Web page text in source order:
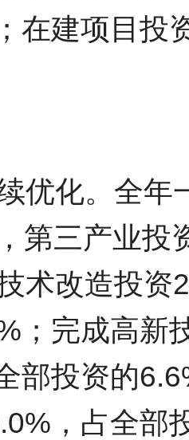
在建项目投
优化。全年
第三产业投
术改造投资
；完成高新
部投资的
，占全部